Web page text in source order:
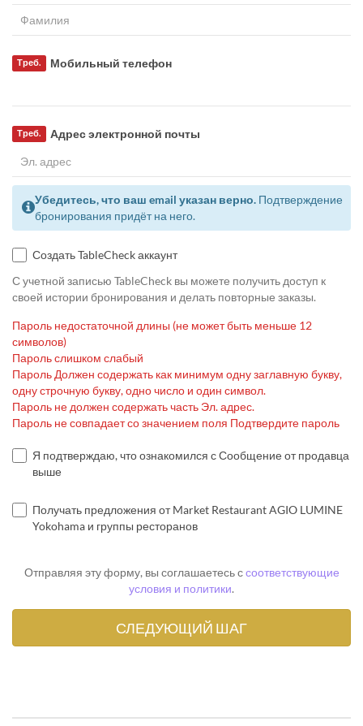
Мобильный телефон
Треб.
Адрес электронной почты
Треб.
Убедитесь, что ваш email указан верно. Подтверждение
бронирования придёт на него.
Создать TableCheck аккаунт
С учетной записью TableCheck вы можете получить доступ к
своей истории бронирования и делать повторные заказы.
Пароль недостаточной длины (не может быть меньше 12
символов)
Пароль слишком слабый
Пароль Должен содержать как минимум одну заглавную букву,
одну строчную букву, одно число и один символ.
Пароль не должен содержать часть Эл. адрес.
Пароль не совпадает со значением поля Подтвердите пароль
Я подтверждаю, что ознакомился с Сообщение от продавца
выше
Получать предложения от Market Restaurant AGIO LUMINE
Yokohama и группы ресторанов
Отправляя эту форму, вы соглашаетесь ссоответствующие
условия и политики.